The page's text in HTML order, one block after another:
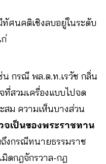
ศนคติเชิงลบอยู่ในระดับ
น กรณี พล.ต.ท.เรวัช กลิ่น
ที่สวมเครื่องแบบไปจด
สม ความเห็นบางส่วน
จเป็นของพระราชทาน
งกรณีทนายธรรมราช
มิดกฎจักรวาล-กฎ